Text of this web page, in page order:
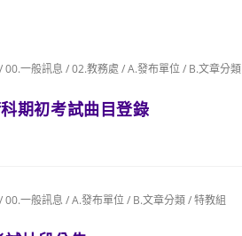
/00.一般訊息 /02.教務處 /A.發布單位/ B.文章分類
期初考試曲目登錄
/00.一般訊息 /A.發布單位/ B.文章分類/特教組